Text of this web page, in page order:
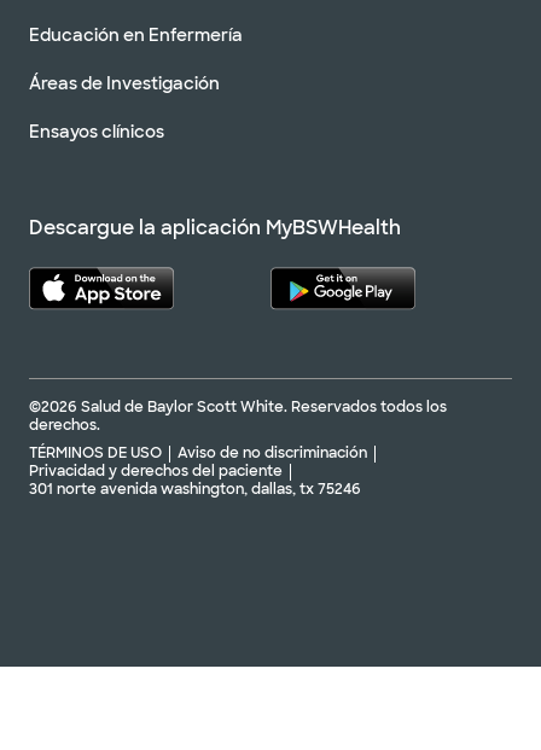
Educación en Enfermería
Áreas de Investigación
Ensayos clínicos
Descargue la aplicación MyBSWHealth
©2026 Salud de Baylor Scott White. Reservados todos los
derechos.
TÉRMINOS DE USO
Aviso de no discriminación
Privacidad y derechos del paciente
301 norte avenida washington, dallas, tx 75246